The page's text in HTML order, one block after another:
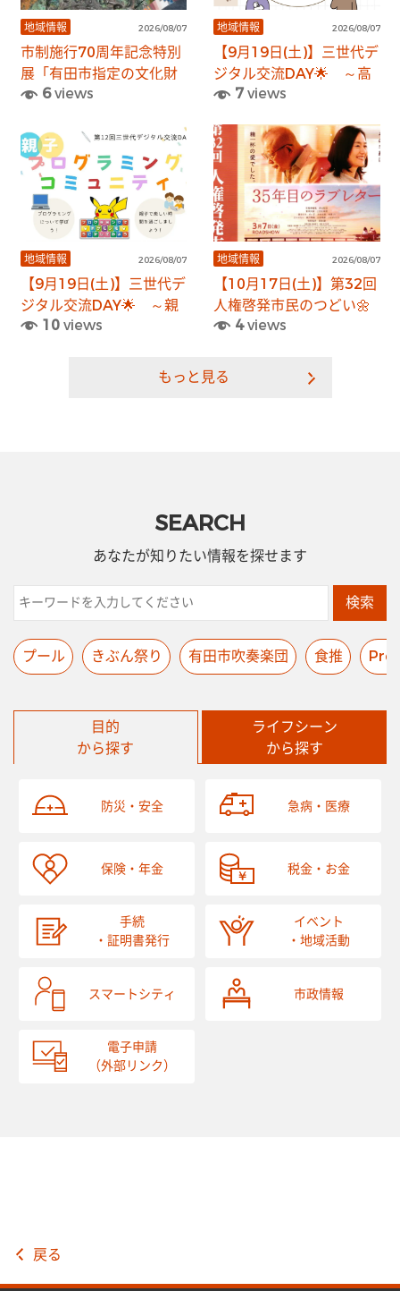
地域情報 2026/08/07
市制施行70周年記念特別
展「有田市指定の文化財
―未来へ伝える宝たち
6 views
地域情報 2026/08/07
【9月19日(土)】三世代デ
ジタル交流DAY🌟 ～高
齢者の方向けスマホ教室
7views
地域情報 2026/08/07
【9月19日(土)】三世代デ
ジタル交流DAY🌟 ～親
子向けプログラミングコ
10 views
地域情報 2026/08/07
【10月17日(土)】第32回
人権啓発市民のつどい🌼
4views
もっと見る
SEARCH
あなたが知りたい情報を探せます
検索
プール きぶん祭り 有田市吹奏楽団 食推
目的
から探す
ライフシーン
から探す
防災・安全 急病・医療
保険・年金 税金・お金
手続
・証明書発行
イベント
・地域活動
スマートシティ 市政情報
電子申請
（外部リンク）
戻る